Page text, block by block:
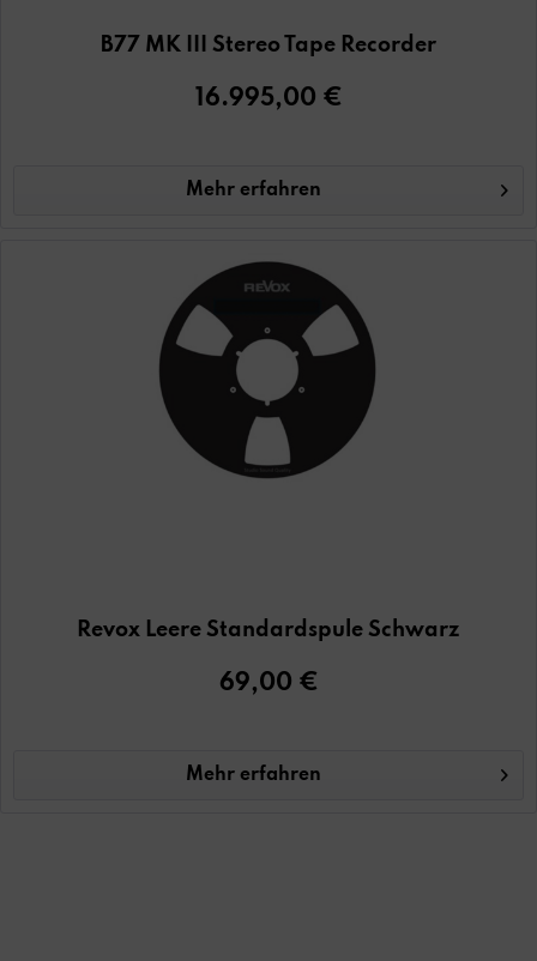
B77 MK III Stereo Tape Recorder
16.995,00 €
Mehr erfahren
Revox Leere Standardspule Schwarz
69,00 €
Mehr erfahren